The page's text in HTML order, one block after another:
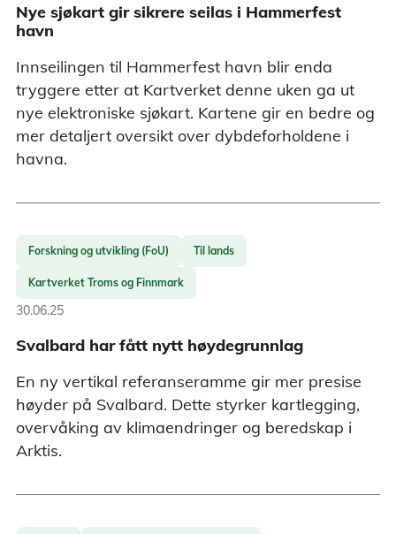
Nye sjøkart gir sikrere seilas i Hammerfest
havn
Innseilingen til Hammerfest havn blir enda
tryggere etter at Kartverket denne uken ga ut
nye elektroniske sjøkart. Kartene gir en bedre og
mer detaljert oversikt over dybdeforholdene i
havna.
Forskning og utvikling (FoU) Til lands
Kartverket Troms og Finnmark
30.06.25
Svalbard har fått nytt høydegrunnlag
En ny vertikal referanseramme gir mer presise
høyder på Svalbard. Dette styrker kartlegging,
overvåking av klimaendringer og beredskap i
Arktis.